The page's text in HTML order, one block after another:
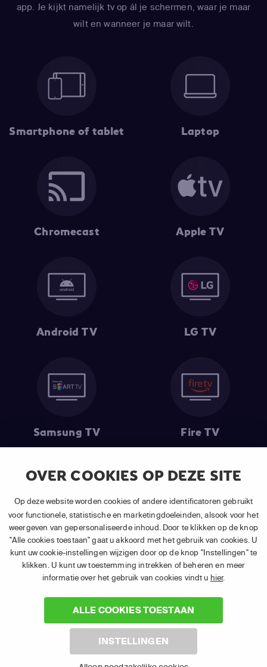
OVER COOKIES OP DEZE SITE
Op deze website worden cookies of andere identificatoren gebruikt
voor functionele, statistische en marketingdoeleinden, alsook voor het
weergeven van gepersonaliseerde inhoud. Door te klikken op de knop
"Alle cookies toestaan" gaat u akkoord met het gebruik van cookies. U
kunt uw cookie-instellingen wijzigen door op de knop "Instellingen" te
klikken. U kunt uw toestemming intrekken of beheren en meer
informatie over het gebruik van cookies vindt u hier.
ALLE COOKIES TOESTAAN
INSTELLINGEN
app. Je kijkt namelijk tv op ál je schermen, waar je maar
wilt en wanneer je maar wilt.
Smartphone of tablet Laptop
Chromecast Apple TV
Android TV LG TV
Samsung TV Fire TV
(1) De eerste 30 dagen gratis: Geldig op alle nieuwe abonnementen
van APP TV Light, Basic of Plus.
(2) Prijs abonnement : Incl. BTW.
(3) Restart & Replayis beschikbaar voorvolgende zendersafhankelijk
van je gekozen pakket.
2026 Canal+ Luxembourg S. à r.l. - Alle rechten voorbehouden. TV
VLAANDEREN® is een merk gebruikt onder licentie door Canal+
Luxembourg S. à r.l. Maatschappelijke zetel: Rue Albert Borschette 4,